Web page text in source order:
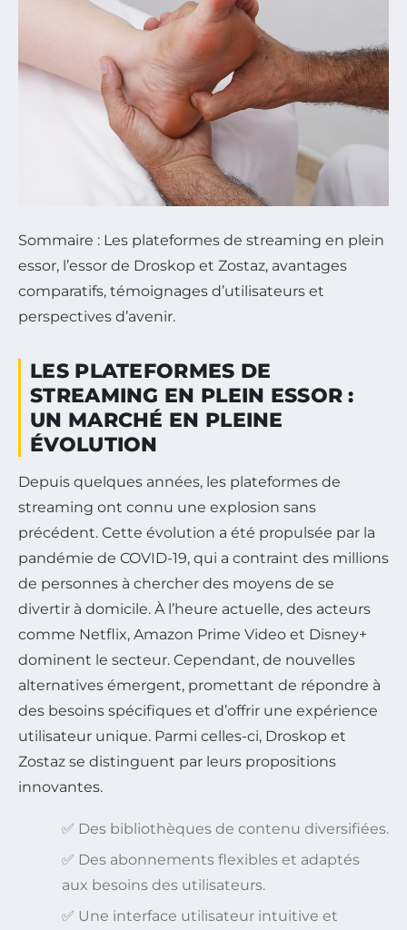
Sommaire : Les plateformes de streaming en plein
essor, l’essor de Droskop et Zostaz, avantages
comparatifs, témoignages d’utilisateurs et
perspectives d’avenir.
LES PLATEFORMES DE
STREAMING EN PLEIN ESSOR :
UN MARCHÉ EN PLEINE
ÉVOLUTION
Depuis quelques années, les plateformes de
streaming ont connu une explosion sans
précédent. Cette évolution a été propulsée par la
pandémie de COVID-19, qui a contraint des millions
de personnes à chercher des moyens de se
divertir à domicile. À l’heure actuelle, des acteurs
comme Netflix, Amazon Prime Video et Disney+
dominent le secteur. Cependant, de nouvelles
alternatives émergent, promettant de répondre à
des besoins spécifiques et d’offrir une expérience
utilisateur unique. Parmi celles-ci, Droskop et
Zostaz se distinguent par leurs propositions
innovantes.
✅ Des bibliothèques de contenu diversifiées.
✅ Des abonnements flexibles et adaptés
aux besoins des utilisateurs.
✅ Une interface utilisateur intuitive et